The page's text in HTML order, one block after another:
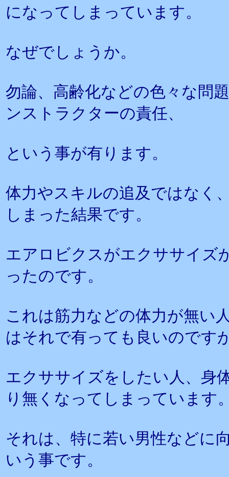
になってしまっています。
なぜでしょうか。
勿論、高齢化などの色々な問
ンストラクターの責任、
という事が有ります。
体力やスキルの追及ではなく
しまった結果です。
エアロビクスがエクササイズ
ったのです。
これは筋力などの体力が無い
はそれで有っても良いのです
エクササイズをしたい人、身
り無くなってしまっています
それは、特に若い男性などに
いう事です。